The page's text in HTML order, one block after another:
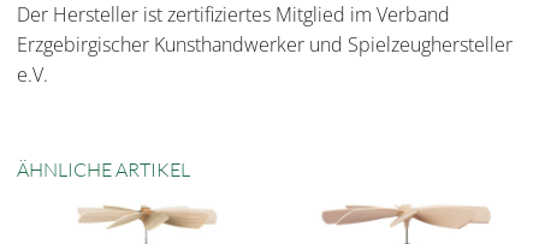
Der Hersteller ist zertifiziertes Mitglied im Verband
Erzgebirgischer Kunsthandwerker und Spielzeughersteller
e.V.
ÄHNLICHE ARTIKEL